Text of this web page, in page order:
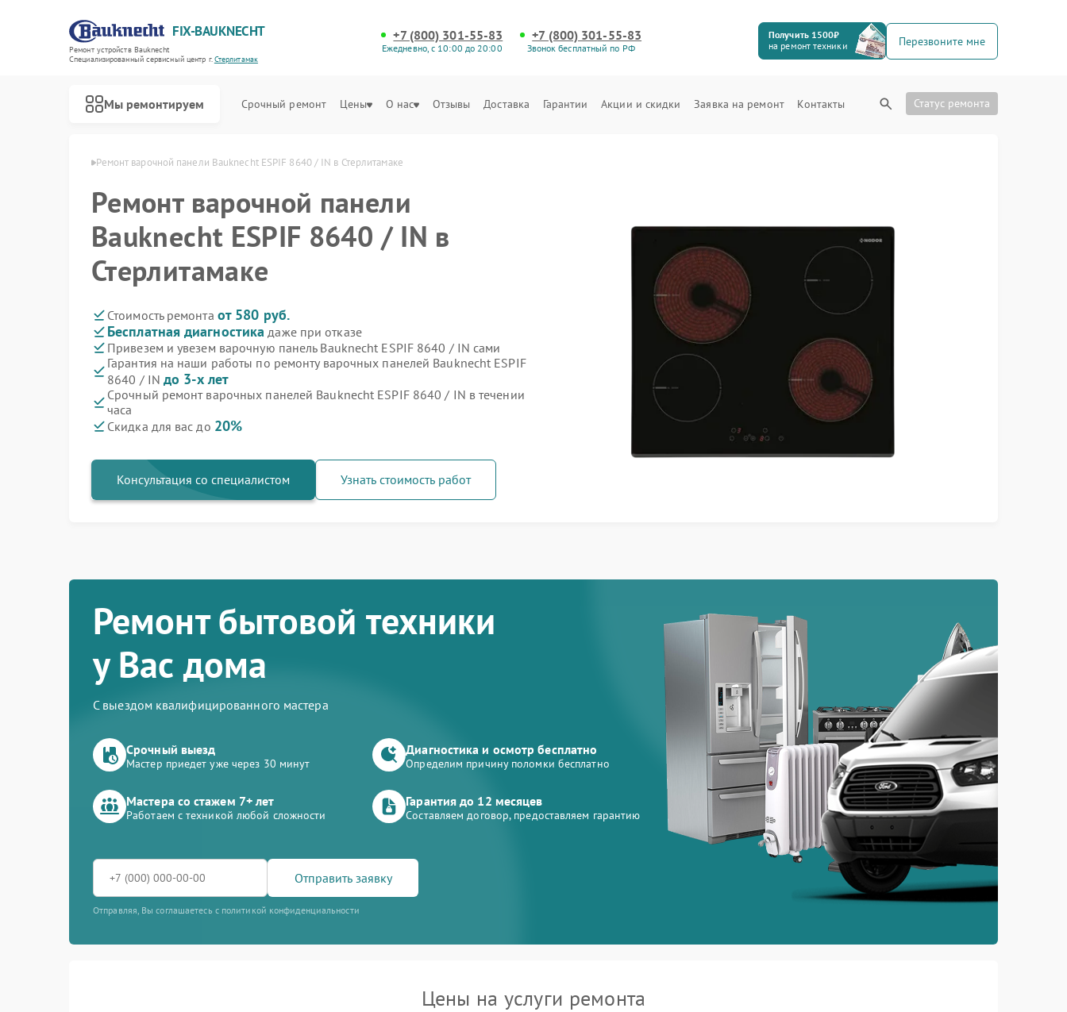
FIX-BAUKNECHT
Ремонт устройств Bauknecht
Специализированный cервисный центр г.Стерлитамак
+7 (800) 301-55-83
Ежедневно, с 10:00 до 20:00
+7 (800) 301-55-83
Звонок бесплатный по РФ
Получить 1500₽
на ремонт техники
Перезвоните мне
Мы ремонтируем Срочный ремонт Цены О нас Отзывы Доставка Гарантии Акции и скидки Заявка на ремонт Контакты Статус ремонта
Ремонт варочной панели Bauknecht ESPIF 8640 / IN в Стерлитамаке
Ремонт варочной панели
Bauknecht ESPIF 8640 / IN в
Стерлитамаке
Стоимость ремонта от 580 руб.
Бесплатная диагностика даже при отказе
Привезем и увезем варочную панель Bauknecht ESPIF 8640 / IN сами
Гарантия на наши работы по ремонту варочных панелей Bauknecht ESPIF
8640 / IN до 3-х лет
Срочный ремонт варочных панелей Bauknecht ESPIF 8640 / IN в течении
часа
Скидка для вас до 20%
Консультация со специалистом Узнать стоимость работ
Ремонт бытовой техники
у Вас дома
С выездом квалифицированного мастера
Срочный выезд
Мастер приедет уже через 30 минут
Диагностика и осмотр бесплатно
Определим причину поломки бесплатно
Мастера со стажем 7+ лет
Работаем с техникой любой сложности
Гарантия до 12 месяцев
Составляем договор, предоставляем гарантию
Отправить заявку
Отправляя, Вы соглашаетесь с политикой конфиденциальности
Цены на услуги ремонта